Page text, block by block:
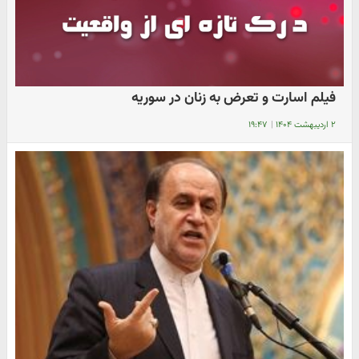
فیلم اسارت و تعرض به زنان در سوریه
۲ اردیبهشت ۱۴۰۴ | ۱۹:۴۷